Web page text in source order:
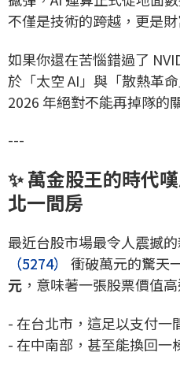
不僅是技術的跨越，更是
如果你還在苦惱錯過了
於「太空 AI」與「散熱革
2026 年絕對不能再掉隊的
---
✨ 萬金股王的時代
北一間房
最近台股市場最令人震撼
（5274）
衝破萬元的驚天
元 ，意味著一張股票價值
- 在台北市，這足以支付一
- 在中南部，甚至能換回一